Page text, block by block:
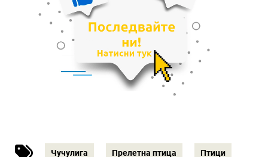
Чучулига Прелетна птица Птици